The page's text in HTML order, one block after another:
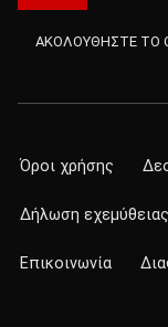
ΑΚΟΛΟΥΘΗΣΤΕ ΤΟ
Όροι χρήσης
Δήλωση εχεμύθειας
Επικοινωνία